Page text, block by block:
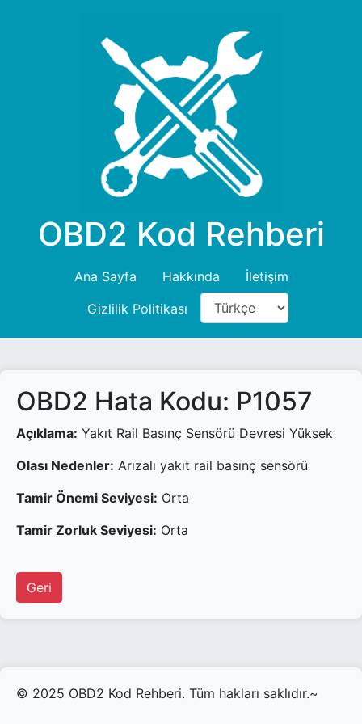
OBD2 Kod Rehberi
Ana Sayfa Hakkında
İletişim
Gizlilik Politikası
OBD2 Hata Kodu: P1057
Açıklama: Yakıt Rail Basınç Sensörü Devresi Yüksek
Olası Nedenler: Arızalı yakıt rail basınç sensörü
Tamir Önemi Seviyesi: Orta
Tamir Zorluk Seviyesi: Orta
Geri
© 2025 OBD2 Kod Rehberi. Tüm hakları saklıdır.~